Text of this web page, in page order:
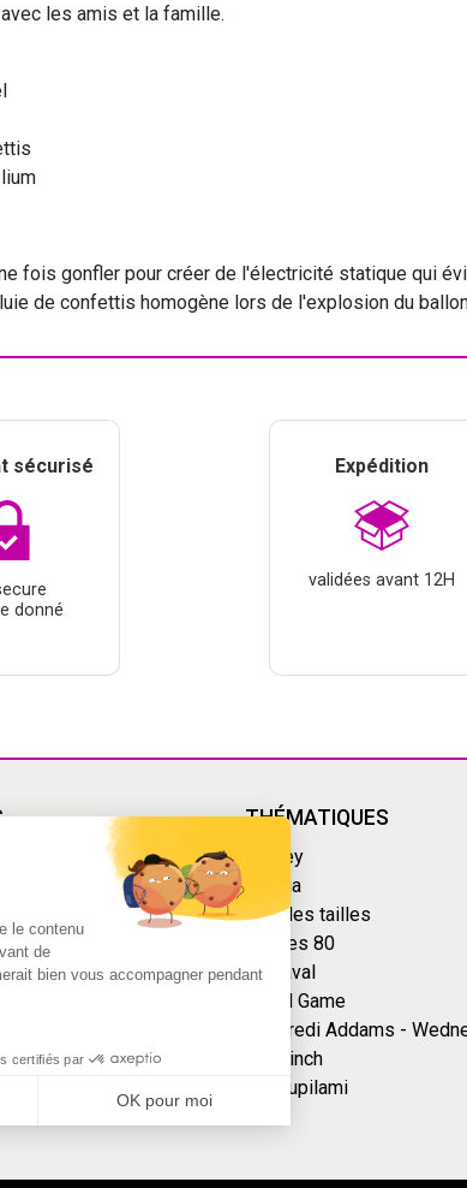
les amis et la famille.
fois gonfler pour créer de l'électricité statique qui
de confettis homogène lors de l'explosion du
sécurisé
donné
Expédition
validées avant 12H
de Vente
magie du déguisement
THÉMATIQUES
Disney
Manga
Grandes tailles
Années 80
Carnaval
Squid Game
Mercredi Addams -
Le Grinch
Marsupilami
le contenu
de
bien vous accompagner pendant
certifiés par
OK pour moi